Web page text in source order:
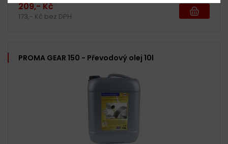
209,- Kč
173,- Kč bez DPH
PROMA GEAR 150 - Převodový olej 10l